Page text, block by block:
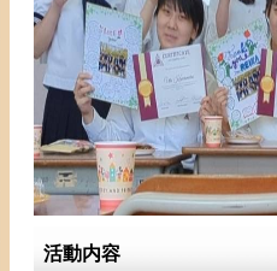
活動内容